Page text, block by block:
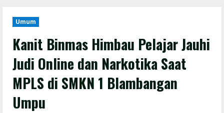
Umum
Kanit Binmas Himbau Pelajar Jauhi
Judi Online dan Narkotika Saat
MPLS di SMKN 1 Blambangan
Umpu